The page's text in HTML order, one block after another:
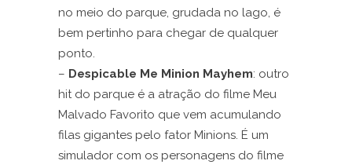
no meio do parque, grudada no lago, é
bem pertinho para chegar de qualquer
ponto.
– Despicable Me Minion Mayhem: outro
hit do parque é a atração do filme Meu
Malvado Favorito que vem acumulando
filas gigantes pelo fator Minions. É um
simulador com os personagens do filme